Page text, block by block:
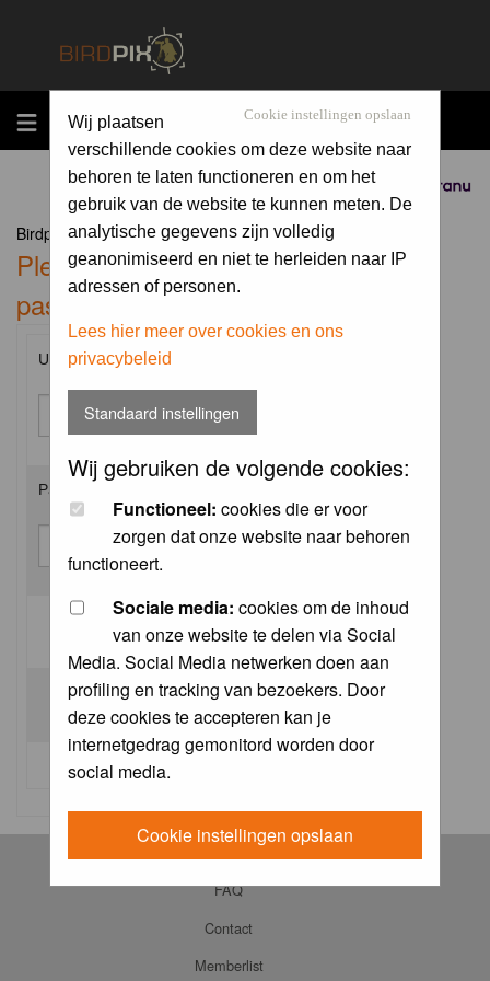
MENU
Sponsored by
Cookie instellingen opslaan
Wij plaatsen
verschillende cookies om deze website naar
behoren te laten functioneren en om het
gebruik van de website te kunnen meten. De
analytische gegevens zijn volledig
geanonimiseerd en niet te herleiden naar IP
adressen of personen.
Lees hier meer over cookies en ons
privacybeleid
Standaard instellingen
Wij gebruiken de volgende cookies:
Functioneel: cookies die er voor
zorgen dat onze website naar behoren
functioneert.
Sociale media: cookies om de inhoud
van onze website te delen via Social
Media. Social Media netwerken doen aan
profiling en tracking van bezoekers. Door
deze cookies te accepteren kan je
internetgedrag gemonitord worden door
social media.
Cookie instellingen opslaan
Birdpix.nl Forum Index
Please enter your username and
password to log in.
Username:
Password:
Log me on automatically each visit:
I forgot my password
FAQ
Contact
Memberlist